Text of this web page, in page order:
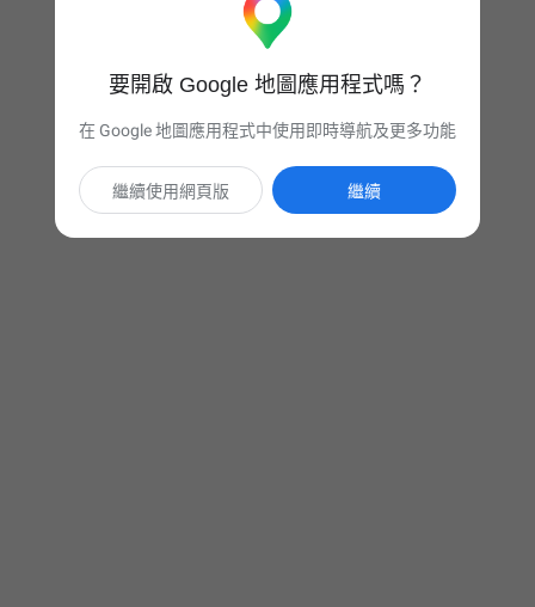
要開啟 Google 地圖應用程式嗎？
在 Google 地圖應用程式中使用即時導航及更多功能
繼續
繼續使用網頁版